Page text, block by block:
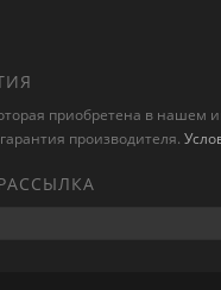
приобретена в нашем
производителя.